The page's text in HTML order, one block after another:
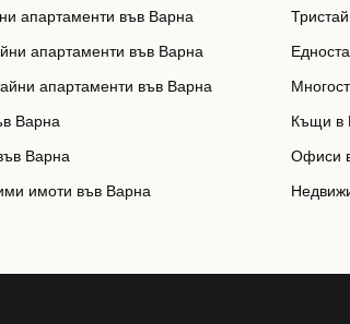
апартаменти във Варна
апартаменти във Варна
апартаменти във Варна
Варна
Варна
имоти във Варна
Къщи в
Офиси